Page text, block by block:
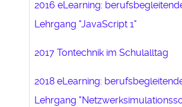
2016 eLearning:
Lehrgang "JavaScript 1"
2017 Tontechnik im Schulalltag
2018 eLearning:
Lehrgang